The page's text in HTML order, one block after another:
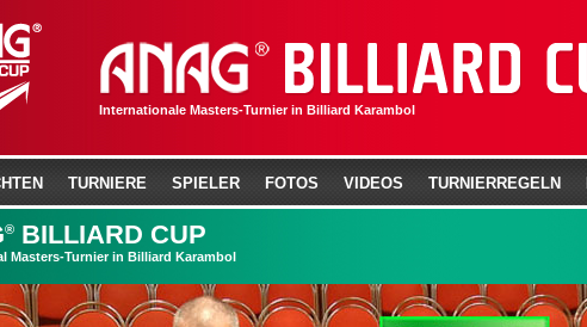
® BILLIARD CUP
Masters-Turnier in Billiard Karambol
Internationale Masters-Turnier in Billiard Karambol
TURNIERE SPIELER FOTOS VIDEOS TURNIERREGELN